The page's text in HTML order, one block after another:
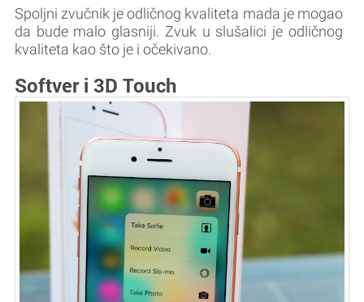
Spoljni zvučnik je odličnog kvaliteta mada je mogao
da bude malo glasniji. Zvuk u slušalici je odličnog
kvaliteta kao što je i očekivano.
Softver i 3D Touch